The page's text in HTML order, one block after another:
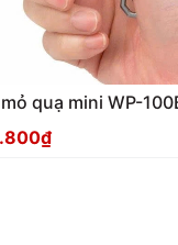
quạ mini WP-
Nhật Bản